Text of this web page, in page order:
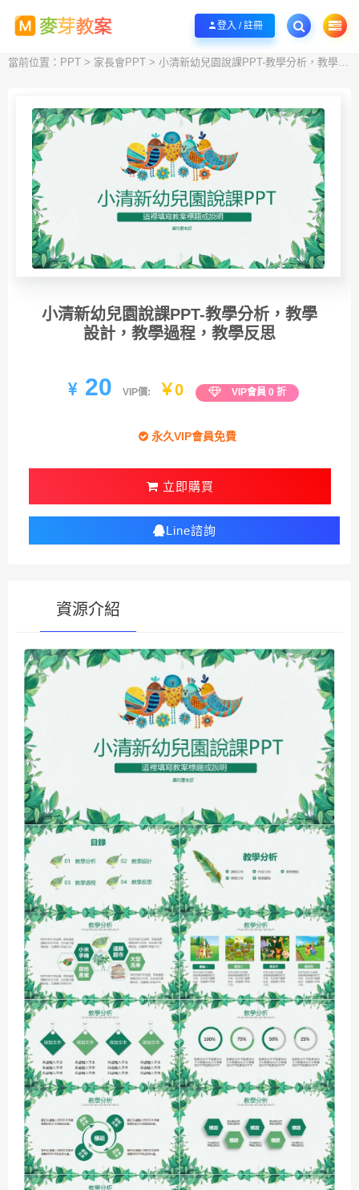
歡迎您光臨麥芽教案，本站提供教PPT、教案、圖片、影片、幼兒園資源下載!立
登入 / 註冊
當前位置： PPT > 家長會PPT > 小清新幼兒園說課PPT-教學分析，教學設計，教學過程，教學反思
小清新幼兒園說課PPT-教學分析，教學
設計，教學過程，教學反思
20 VIP價: ￥0 VIP會員 0 折
永久VIP會員免費
立即購買
Line諮詢
資源介紹
有疑問？請點選複製連結諮詢！